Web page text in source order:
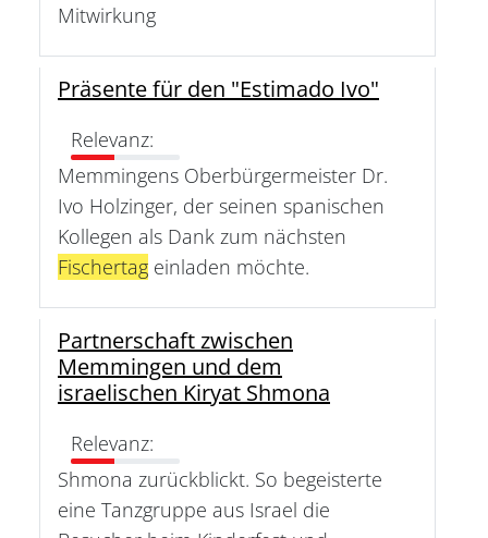
Mitwirkung
Präsente für den "Estimado Ivo"
Relevanz:
Memmingens Oberbürgermeister Dr.
Ivo Holzinger, der seinen spanischen
Kollegen als Dank zum nächsten
Fischertag einladen möchte.
Partnerschaft zwischen
Memmingen und dem
israelischen Kiryat Shmona
Relevanz:
Shmona zurückblickt. So begeisterte
eine Tanzgruppe aus Israel die